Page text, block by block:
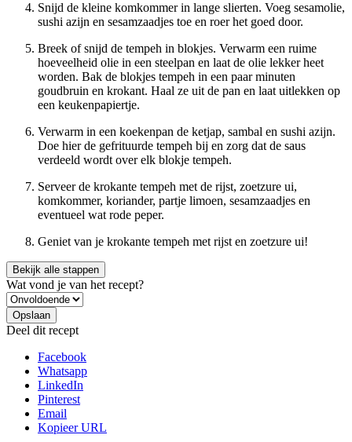
Snijd de kleine komkommer in lange slierten. Voeg sesamolie,
sushi azijn en sesamzaadjes toe en roer het goed door.
Breek of snijd de tempeh in blokjes. Verwarm een ruime
hoeveelheid olie in een steelpan en laat de olie lekker heet
worden. Bak de blokjes tempeh in een paar minuten
goudbruin en krokant. Haal ze uit de pan en laat uitlekken op
een keukenpapiertje.
Verwarm in een koekenpan de ketjap, sambal en sushi azijn.
Doe hier de gefrituurde tempeh bij en zorg dat de saus
verdeeld wordt over elk blokje tempeh.
Serveer de krokante tempeh met de rijst, zoetzure ui,
komkommer, koriander, partje limoen, sesamzaadjes en
eventueel wat rode peper.
Geniet van je krokante tempeh met rijst en zoetzure ui!
Bekijk alle stappen
Wat vond je van het recept?
Deel dit recept
Facebook
Whatsapp
LinkedIn
Pinterest
Email
Kopieer URL